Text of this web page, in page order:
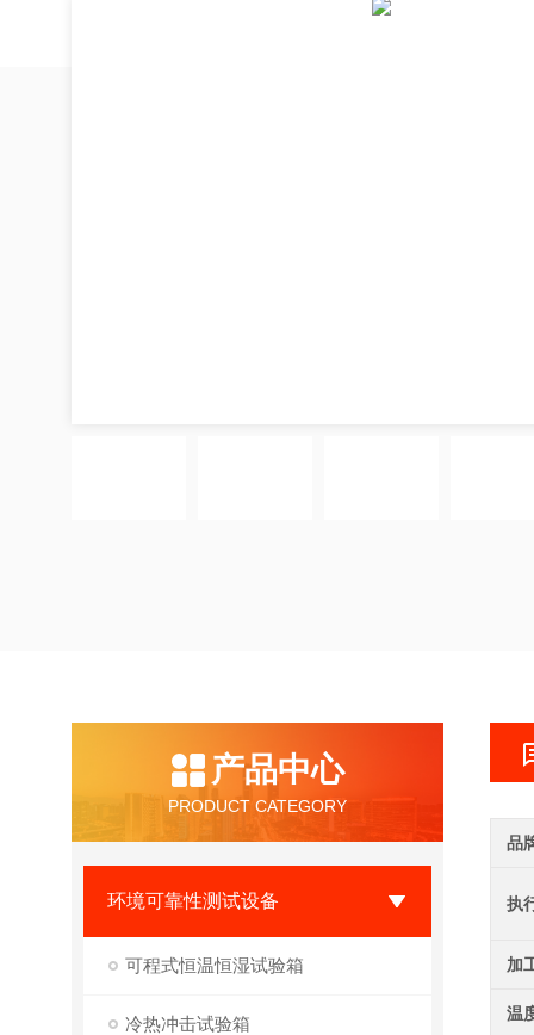
产品中心
PRODUCT CATEGORY
环境可靠性测试设备
可程式恒温恒湿试验箱
冷热冲击试验箱
品
执
加
温